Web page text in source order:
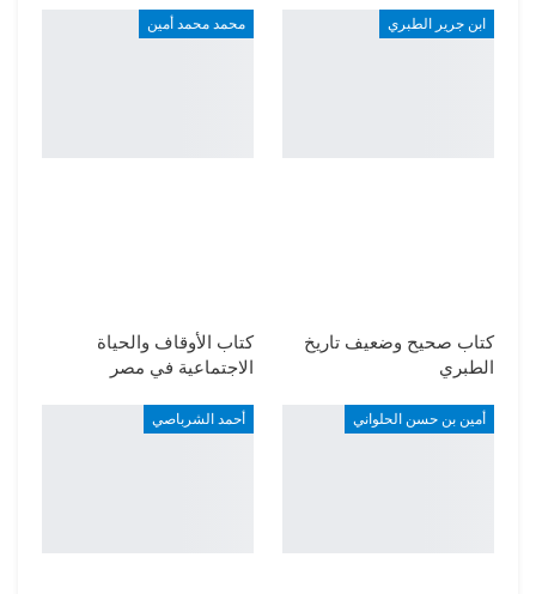
ابن جرير الطبري
كتاب صحيح وضعيف تاريخ
الطبري
محمد محمد أمين
كتاب الأوقاف والحياة
الاجتماعية في مصر
أمين بن حسن الحلواني أحمد الشرباصي